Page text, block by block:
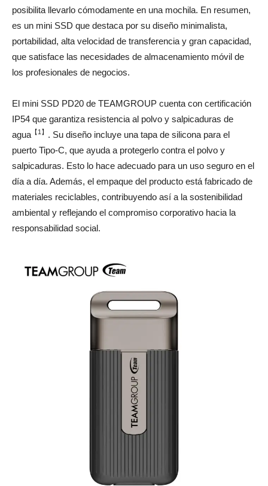
posibilita llevarlo cómodamente en una mochila. En resumen,
es un mini SSD que destaca por su diseño minimalista,
portabilidad, alta velocidad de transferencia y gran capacidad,
que satisface las necesidades de almacenamiento móvil de
los profesionales de negocios.
El mini SSD PD20 de TEAMGROUP cuenta con certificación
IP54 que garantiza resistencia al polvo y salpicaduras de
agua 【1 】 . Su diseño incluye una tapa de silicona para el
puerto Tipo-C, que ayuda a protegerlo contra el polvo y
salpicaduras. Esto lo hace adecuado para un uso seguro en el
día a día. Además, el empaque del producto está fabricado de
materiales reciclables, contribuyendo así a la sostenibilidad
ambiental y reflejando el compromiso corporativo hacia la
responsabilidad social.